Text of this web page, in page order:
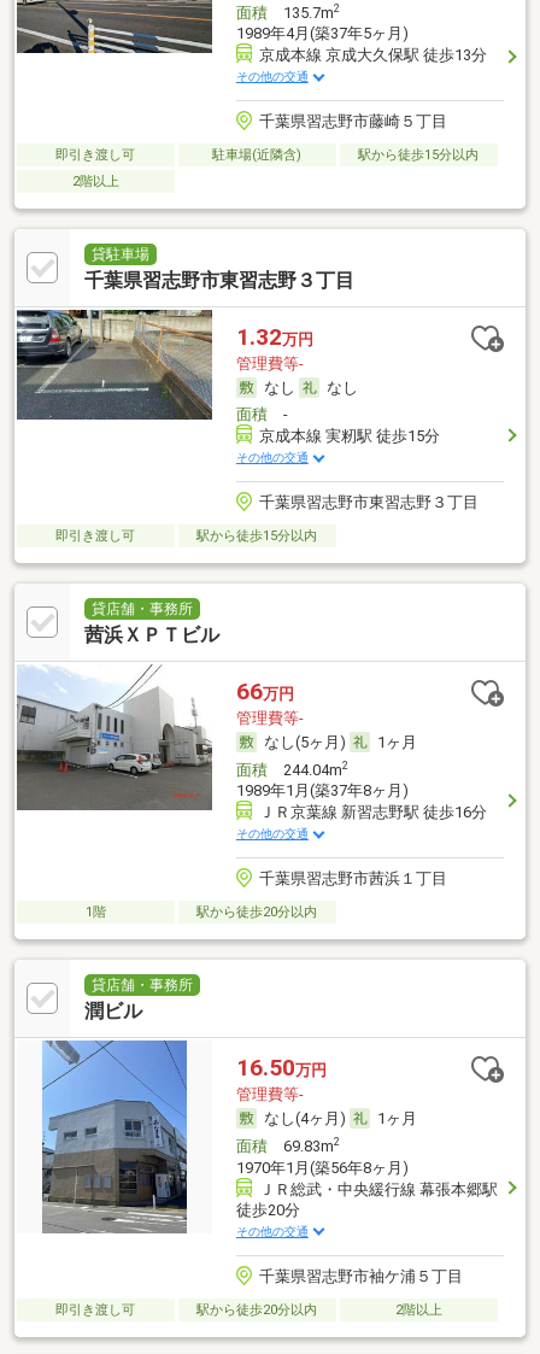
面積135.7m2
1989年4月(築37年5ヶ月)
京成本線 京成大久保駅 徒歩13分
その他の交通
千葉県習志野市藤崎５丁目
即引き渡し可 駐車場(近隣含)
駅から徒歩15分以内
2階以上
貸駐車場
千葉県習志野市東習志野３丁目
1.32万円
管理費等-
なし
なし
面積-
京成本線 実籾駅 徒歩15分
その他の交通
千葉県習志野市東習志野３丁目
即引き渡し可 駅から徒歩15分以内
貸店舗・事務所
茜浜ＸＰＴビル
66万円
管理費等-
なし(5ヶ月)
1ヶ月
面積244.04m2
1989年1月(築37年8ヶ月)
ＪＲ京葉線 新習志野駅 徒歩16分
その他の交通
千葉県習志野市茜浜１丁目
1階 駅から徒歩20分以内
貸店舗・事務所
潤ビル
16.50万円
管理費等-
なし(4ヶ月)
1ヶ月
面積69.83m2
1970年1月(築56年8ヶ月)
ＪＲ総武・中央緩行線 幕張本郷駅
徒歩20分
その他の交通
千葉県習志野市袖ケ浦５丁目
即引き渡し可 駅から徒歩20分以内 2階以上